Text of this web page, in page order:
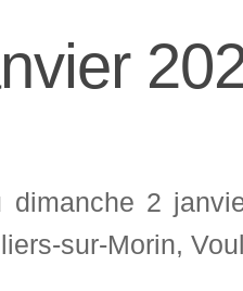
2
sur-Morin,